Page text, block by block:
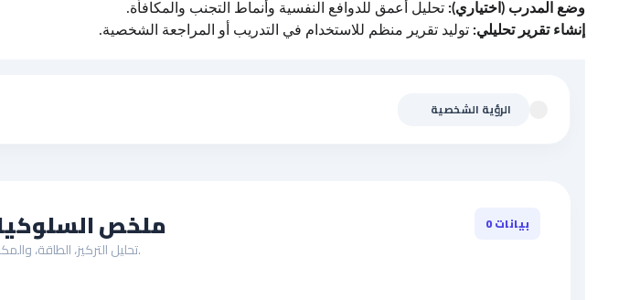
وضع المدرب (اختياري): تحليل أعمق للدوافع النفسية وأنماط التجنب والمكافأة.
إنشاء تقرير تحليلي: توليد تقرير منظم للاستخدام في التدريب أو المراجعة الشخصية.